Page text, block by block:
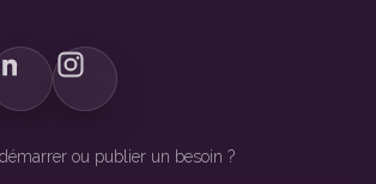
ou publier un besoin ?